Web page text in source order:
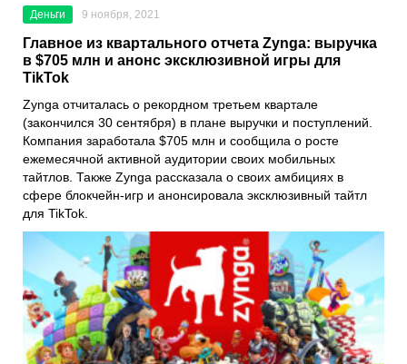
Деньги 9 ноября, 2021
Главное из квартального отчета Zynga: выручка
в $705 млн и анонс эксклюзивной игры для
TikTok
Zynga отчиталась о рекордном третьем квартале
(закончился 30 сентября) в плане выручки и поступлений.
Компания заработала $705 млн и сообщила о росте
ежемесячной активной аудитории своих мобильных
тайтлов. Также Zynga рассказала о своих амбициях в
сфере блокчейн-игр и анонсировала эксклюзивный тайтл
для TikTok